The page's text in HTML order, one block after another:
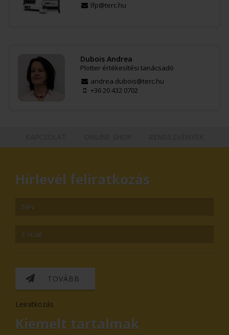
lfp@terc.hu
Dubois Andrea
Plotter értékesítési tanácsadó
andrea.dubois@terc.hu
+36 20 432 0702
Hírlevél feliratkozás
TOVÁBB
Leiratkozás
Kiemelt tartalmak